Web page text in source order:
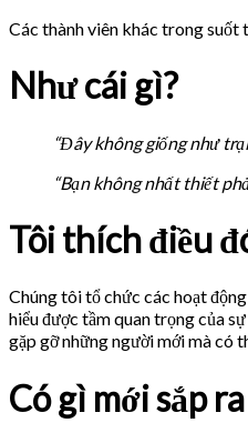
Các thành viên khác trong suốt
Như cái gì?
“Đây không giống như
“Bạn không nhất thiết
Tôi thích điều
Chúng tôi tổ chức các hoạt
hiểu được tầm quan trọng của
gặp gỡ những người mới mà có
Có gì mới sắp